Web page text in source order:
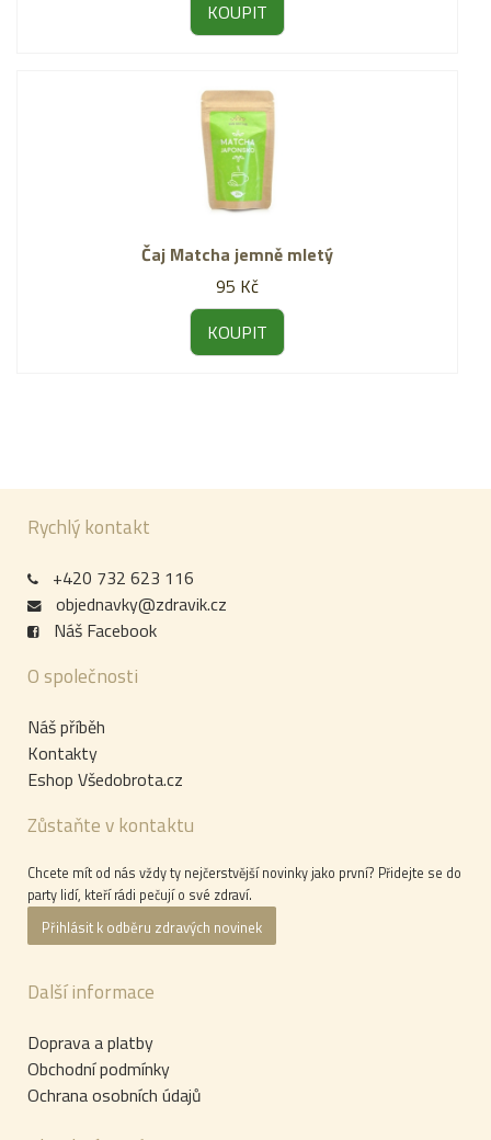
KOUPIT
Čaj Matcha jemně mletý
95 Kč
KOUPIT
Rychlý kontakt
+420 732 623 116
objednavky@zdravik.cz
Náš Facebook
O společnosti
Náš příběh
Kontakty
Eshop Všedobrota.cz
Zůstaňte v kontaktu
Chcete mít od nás vždy ty nejčerstvější novinky jako první? Přidejte se do
party lidí, kteří rádi pečují o své zdraví.
Přihlásit k odběru zdravých novinek
Další informace
Doprava a platby
Obchodní podmínky
Ochrana osobních údajů